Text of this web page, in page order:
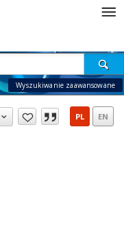
Wyszukiwanie zaawansowane
PL EN